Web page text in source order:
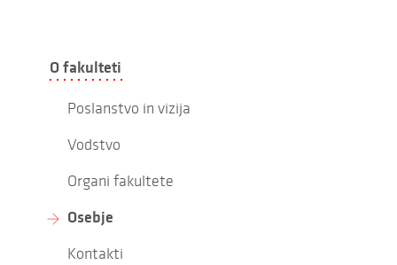
O fakulteti
Poslanstvo in vizija
Vodstvo
Organi fakultete
Osebje
Kontakti